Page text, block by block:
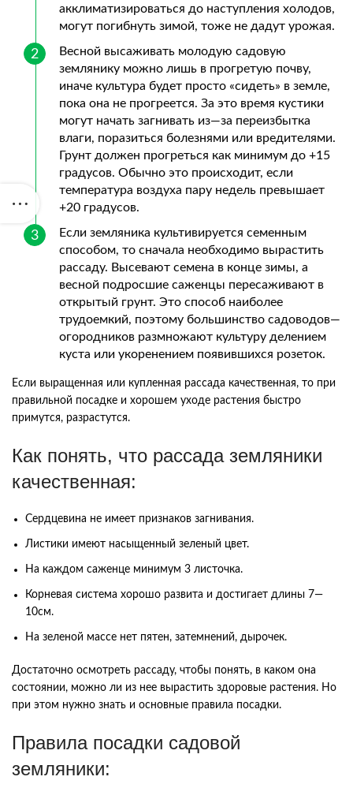
акклиматизироваться до наступления холодов,
могут погибнуть зимой, тоже не дадут урожая.
Весной высаживать молодую садовую
землянику можно лишь в прогретую почву,
иначе культура будет просто «сидеть» в земле,
пока она не прогреется. За это время кустики
могут начать загнивать из—за переизбытка
влаги, поразиться болезнями или вредителями.
Грунт должен прогреться как минимум до +15
градусов. Обычно это происходит, если
температура воздуха пару недель превышает
+20 градусов.
Если земляника культивируется семенным
способом, то сначала необходимо вырастить
рассаду. Высевают семена в конце зимы, а
весной подросшие саженцы пересаживают в
открытый грунт. Это способ наиболее
трудоемкий, поэтому большинство садоводов—
огородников размножают культуру делением
куста или укоренением появившихся розеток.
Если выращенная или купленная рассада качественная, то при
правильной посадке и хорошем уходе растения быстро
примутся, разрастутся.
Как понять, что рассада земляники
качественная:
Сердцевина не имеет признаков загнивания.
Листики имеют насыщенный зеленый цвет.
На каждом саженце минимум 3 листочка.
Корневая система хорошо развита и достигает длины 7—
10см.
На зеленой массе нет пятен, затемнений, дырочек.
Достаточно осмотреть рассаду, чтобы понять, в каком она
состоянии, можно ли из нее вырастить здоровые растения. Но
при этом нужно знать и основные правила посадки.
Правила посадки садовой
земляники: